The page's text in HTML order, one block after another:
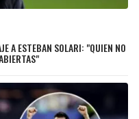
A ESTEBAN SOLARI: "QUIEN NO